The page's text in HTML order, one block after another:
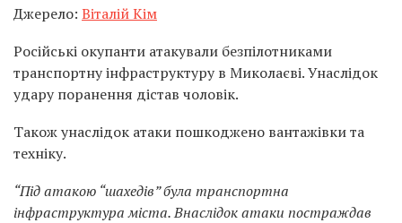
Джерело: Віталій Кім
Російські окупанти атакували безпілотниками
транспортну інфраструктуру в Миколаєві. Унаслідок
удару поранення дістав чоловік.
Також унаслідок атаки пошкоджено вантажівки та
техніку.
“Під атакою “шахедів” була транспортна
інфраструктура міста. Внаслідок атаки постраждав